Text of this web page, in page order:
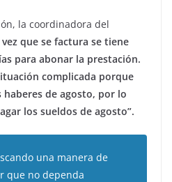
la coordinadora del
vez que se factura se tiene
para abonar la prestación.
complicada porque
haberes de agosto, por lo
los sueldos de agosto”.
una manera de
que no dependa